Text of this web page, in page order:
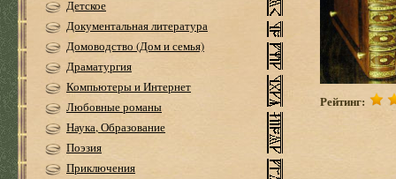
Детское
Документальная литература
Домоводство (Дом и семья)
Драматургия
Компьютеры и Интернет
Любовные романы
Наука, Образование
Поэзия
Приключения
Рейтинг: